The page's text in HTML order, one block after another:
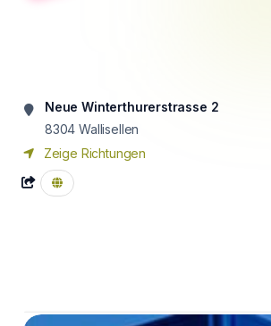
Neue Winterthurerstrasse 2
8304 Wallisellen
Zeige Richtungen